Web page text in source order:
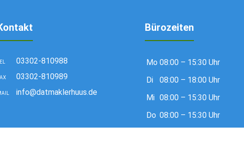
TEL 03302-810988
03302-810989
info@datmaklerhuus.de
Bürozeiten
Mo 08:00 – 15:30 Uhr
Di
08:00 – 18:00 Uhr
Mi 08:00 – 15:30 Uhr
Do 08:00 – 15:30 Uhr